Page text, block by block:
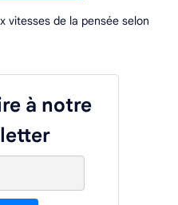
vitesses de la pensée selon
à notre